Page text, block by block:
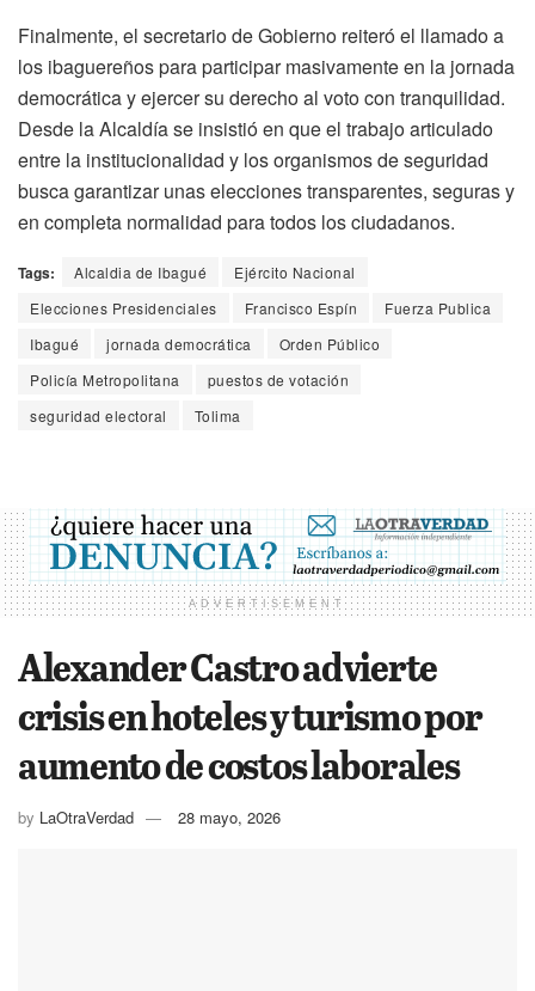
Finalmente, el secretario de Gobierno reiteró el llamado a
los ibaguereños para participar masivamente en la jornada
democrática y ejercer su derecho al voto con tranquilidad.
Desde la Alcaldía se insistió en que el trabajo articulado
entre la institucionalidad y los organismos de seguridad
busca garantizar unas elecciones transparentes, seguras y
en completa normalidad para todos los ciudadanos.
Tags: Alcaldia de Ibagué
Ejército Nacional
Elecciones Presidenciales
Francisco Espín
Fuerza Publica
Ibagué
jornada democrática
Orden Público
Policía Metropolitana
puestos de votación
seguridad electoral
Tolima
ADVERTISEMENT
Alexander Castro advierte
crisis en hoteles y turismo por
aumento de costos laborales
by LaOtraVerdad 28 mayo, 2026